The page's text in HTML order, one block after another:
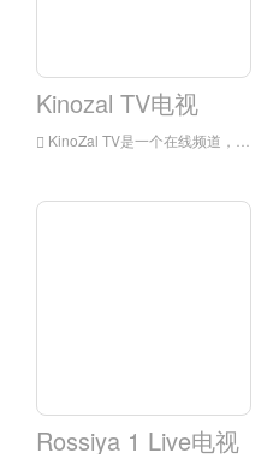
Kinozal TV电视
KinoZal TV是一个在线频道，可播放热门电影和卡通片。
Rossiya 1 Live电视